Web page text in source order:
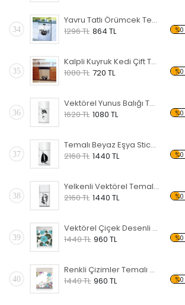
34
Yavru Tatlı Örümcek Temalı Beyaz Eşya Sticker
1296 TL 864 TL %0
35
Kalpli Kuyruk Kedi Çift Temalı Beyaz Eşya Sticker
1080 TL 720 TL %0
36
Vektörel Yunus Balığı Temalı Beyaz Eşya Sticker
1620 TL 1080 TL %0
37
Temalı Beyaz Eşya Sticker
2160 TL 1440 TL %0
38
Yelkenli Vektörel Temalı Beyaz Eşya Sticker
2160 TL 1440 TL %0
39
Vektörel Çiçek Desenli Temalı Beyaz Eşya Sticker
1440 TL 960 TL %0
40
Renkli Çizimler Temalı Beyaz Eşya Sticker
1440 TL 960 TL %0